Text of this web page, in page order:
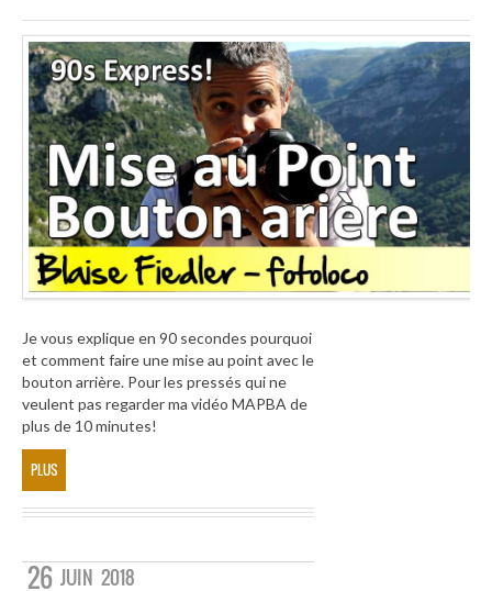
Je vous explique en 90 secondes pourquoi
et comment faire une mise au point avec le
bouton arrière. Pour les pressés qui ne
veulent pas regarder ma vidéo MAPBA de
plus de 10 minutes!
PLUS
26 JUIN 2018